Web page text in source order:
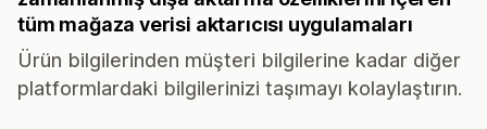
tüm mağaza verisi aktarıcısı uygulamaları
Ürün bilgilerinden müşteri bilgilerine kadar diğer
platformlardaki bilgilerinizi taşımayı kolaylaştırın.